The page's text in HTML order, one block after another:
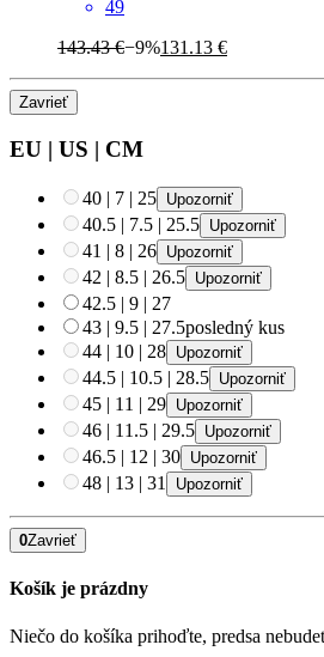
49
143.43 €−9%131.13 €
Zavrieť
EU | US | CM
40 | 7 | 25 Upozorniť
40.5 | 7.5 | 25.5 Upozorniť
41 | 8 | 26 Upozorniť
42 | 8.5 | 26.5 Upozorniť
42.5 | 9 | 27
43 | 9.5 | 27.5posledný kus
44 | 10 | 28 Upozorniť
44.5 | 10.5 | 28.5 Upozorniť
45 | 11 | 29 Upozorniť
46 | 11.5 | 29.5 Upozorniť
46.5 | 12 | 30 Upozorniť
48 | 13 | 31 Upozorniť
0Zavrieť
Košík je prázdny
Niečo do košíka prihoďte, predsa